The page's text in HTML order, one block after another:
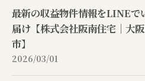
最新の収益物件情報をLINEで
届け【株式会社阪南住宅｜大
市】
2026/03/01